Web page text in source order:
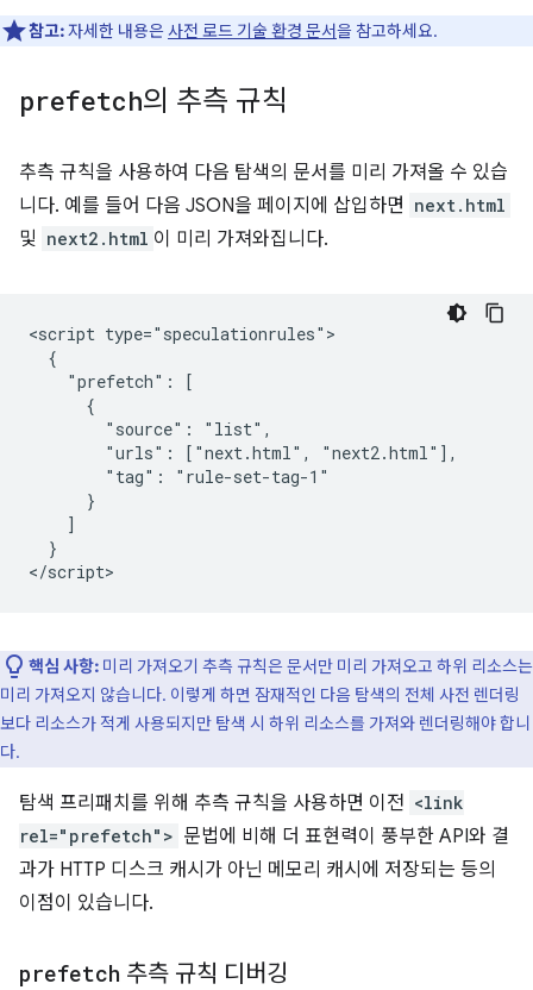
참고:자세한 내용은 사전 로드 기술 환경 문서을 참고하세요.
prefetch의 추측 규칙
추측 규칙을 사용하여 다음 탐색의 문서를 미리 가져올 수 있습
니다. 예를 들어 다음 JSON을 페이지에 삽입하면 next.html
및 next2.html 이 미리 가져와집니다.
<script type="speculationrules">
  {
    "prefetch": [
      {
        "source": "list",
        "urls": ["next.html", "next2.html"],
        "tag": "rule-set-tag-1"
      }
    ]
  }
핵심 사항: 미리 가져오기 추측 규칙은 문서만 미리 가져오고 하위 리소스는
미리 가져오지 않습니다. 이렇게 하면 잠재적인 다음 탐색의 전체 사전 렌더링
보다 리소스가 적게 사용되지만 탐색 시 하위 리소스를 가져와 렌더링해야 합니
다.
탐색 프리패치를 위해 추측 규칙을 사용하면 이전 <link
rel="prefetch"> 문법에 비해 더 표현력이 풍부한 API와 결
과가 HTTP 디스크 캐시가 아닌 메모리 캐시에 저장되는 등의
이점이 있습니다.
prefetch 추측 규칙 디버깅